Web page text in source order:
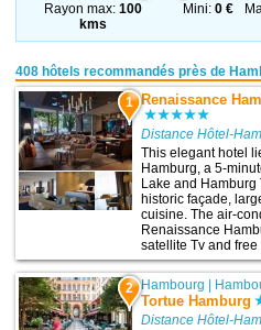
Rayon max:100
kms
Mini: 0 €
408 hôtels recommandés près de
1 Renaissance
Distance Hôtel-
This elegant hotel
Hamburg, a 5-
Lake and Hamburg
historic façade,
cuisine. The air-
Renaissance
satellite Tv and free
2 Hambourg
Tortue Hamburg
Distance Hôtel-